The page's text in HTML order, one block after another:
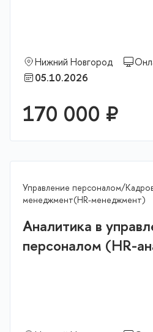
Нижний Новгород
05.10.2026
170 000 ₽
Управление персоналом/
менеджмент(HR-менеджмент)
Аналитика в
персоналом (HR-